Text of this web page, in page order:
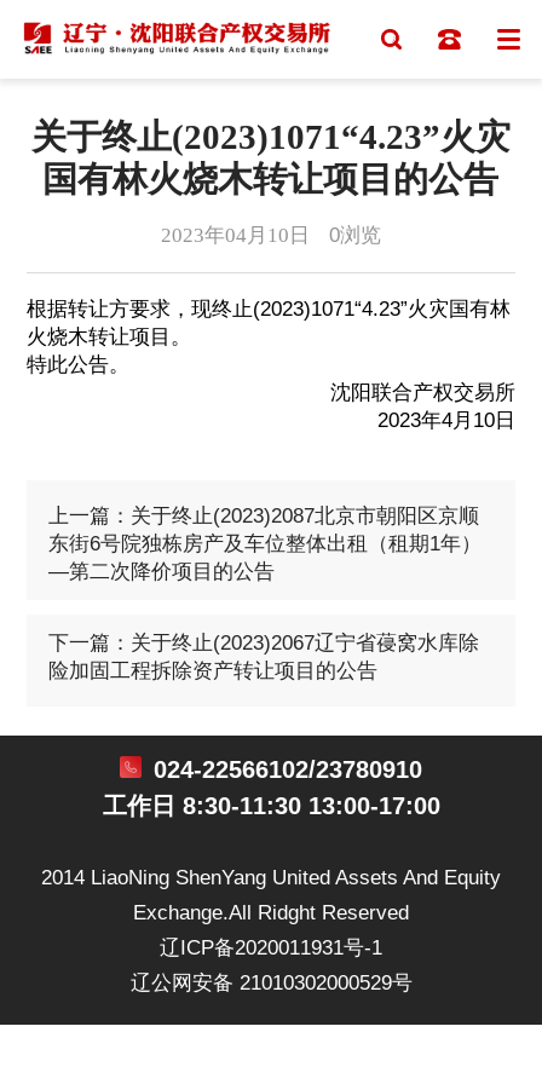
关于终止(2023)1071“4.23”火灾
国有林火烧木转让项目的公告
2023年04月10日 0浏览
根据转让方要求，现终止(2023)1071“4.23”火灾国有林
火烧木转让项目。
特此公告。
沈阳联合产权交易所
2023年4月10日
上一篇：关于终止(2023)2087北京市朝阳区京顺
东街6号院独栋房产及车位整体出租（租期1年）
—第二次降价项目的公告
下一篇：关于终止(2023)2067辽宁省葠窝水库除
险加固工程拆除资产转让项目的公告
024-22566102/23780910
工作日 8:30-11:30 13:00-17:00
2014 LiaoNing ShenYang United Assets And Equity
Exchange.All Ridght Reserved
辽ICP备2020011931号-1
辽公网安备 21010302000529号